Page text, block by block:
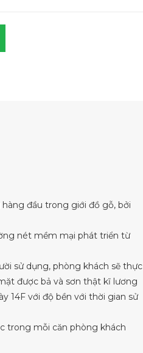
đầu trong giới đồ gỗ, bởi
nét mềm mại phát triển từ
sử dụng, phòng khách sẽ thực
được bả và sơn thật kĩ lương
14F với độ bền với thời gian sử
trong mỗi căn phòng khách